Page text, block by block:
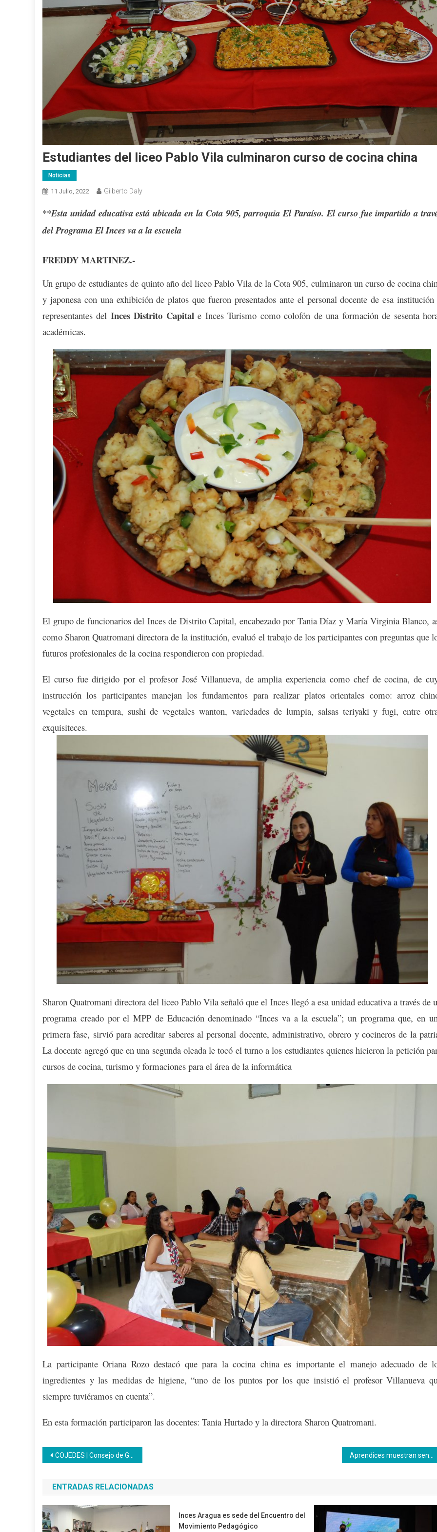
Estudiantes del liceo Pablo Vila culminaron curso de cocina china
Noticias
11 Julio, 2022 Gilberto Daly
**Esta unidad educativa está ubicada en la Cota 905, parroquia El Paraíso. El curso fue impartido a
del Programa El Inces va a la escuela
FREDDY MARTINEZ.-
Un grupo de estudiantes de quinto año del liceo Pablo Vila de la Cota 905, culminaron un curso de cocina
y japonesa con una exhibición de platos que fueron presentados ante el personal docente de esa
representantes del Inces Distrito Capitale Inces Turismo como colofón de una formación de sesenta
académicas.
El grupo de funcionarios del Inces de Distrito Capital, encabezado por Tania Díaz y María Virginia Blanco,
como Sharon Quatromani directora de la institución, evaluó el trabajo de los participantes con preguntas que
futuros profesionales de la cocina respondieron con propiedad.
El curso fue dirigido por el profesor José Villanueva, de amplia experiencia como chef de cocina, de
instrucción los participantes manejan los fundamentos para realizar platos orientales como: arroz
vegetales en tempura, sushi de vegetales wanton, variedades de lumpia, salsas teriyaki y fugi, entre
exquisiteces.
Sharon Quatromani directora del liceo Pablo Vila señaló que el Inces llegó a esa unidad educativa a través de
programa creado por el MPP de Educación denominado “Inces va a la escuela”; un programa que, en
primera fase, sirvió para acreditar saberes al personal docente, administrativo, obrero y cocineros de la
La docente agregó que en una segunda oleada le tocó el turno a los estudiantes quienes hicieron la petición
cursos de cocina, turismo y formaciones para el área de la informática
La participante Oriana Rozo destacó que para la cocina china es importante el manejo adecuado de
ingredientes y las medidas de higiene, “uno de los puntos por los que insistió el profesor Villanueva
siempre tuviéramos en cuenta”.
En esta formación participaron las docentes: Tania Hurtado y la directora Sharon Quatromani.
Navegación
de
entradas
COJEDES | Consejo de Gestión Regional dictamina las normas técnicas del Inces
ENTRADAS RELACIONADAS
Inces Aragua es sede del Encuentro del
Movimiento Pedagógico